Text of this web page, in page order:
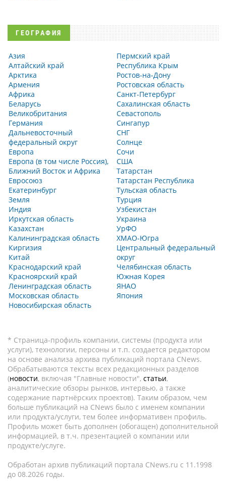
ГЕОГРАФИЯ
Азия
Алтайский край
Арктика
Армения
Африка
Беларусь
Великобритания
Германия
Дальневосточный
федеральный округ
Европа
Европа (в том числе Россия),
Ближний Восток и Африка
Евросоюз
Екатеринбург
Земля
Индия
Иркутская область
Казахстан
Калининградская область
Киргизия
Китай
Краснодарский край
Красноярский край
Ленинградская область
Московская область
Новосибирская область
Пермский край
Республика Крым
Ростов-на-Дону
Ростовская область
Санкт-Петербург
Сахалинская область
Севастополь
Сингапур
СНГ
Солнце
Сочи
США
Татарстан
Татарстан Республика
Тульская область
Турция
Узбекистан
Украина
УрФО
ХМАО-Югра
Центральный федеральный
округ
Челябинская область
Южная Корея
ЯНАО
Япония
* Страница-профиль компании, системы (продукта или
услуги), технологии, персоны и т.п. создается редактором
на основе анализа архива публикаций портала CNews.
Обрабатываются тексты всех редакционных разделов
(новости, включая "Главные новости", статьи,
аналитические обзоры рынков, интервью, а также
содержание партнёрских проектов). Таким образом, чем
больше публикаций на CNews было с именем компании
или продукта/услуги, тем более информативен профиль.
Профиль может быть дополнен (обогащен) дополнительной
информацией, в т.ч. презентацией о компании или
продукте/услуге.
Обработан архив публикаций портала CNews.ru c 11.1998
до 08.2026 годы.